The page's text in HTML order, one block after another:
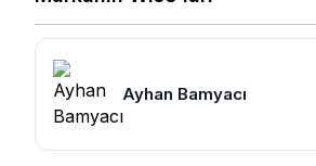
Ayhan Bamyacı